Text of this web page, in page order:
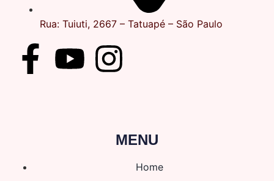
Rua: Tuiuti, 2667 – Tatuapé – São Paulo
MENU
Home